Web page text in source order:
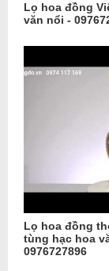
Lọ hoa đồng
văn nổi -
Lọ hoa đồng
tùng hạc hoa
0976727896